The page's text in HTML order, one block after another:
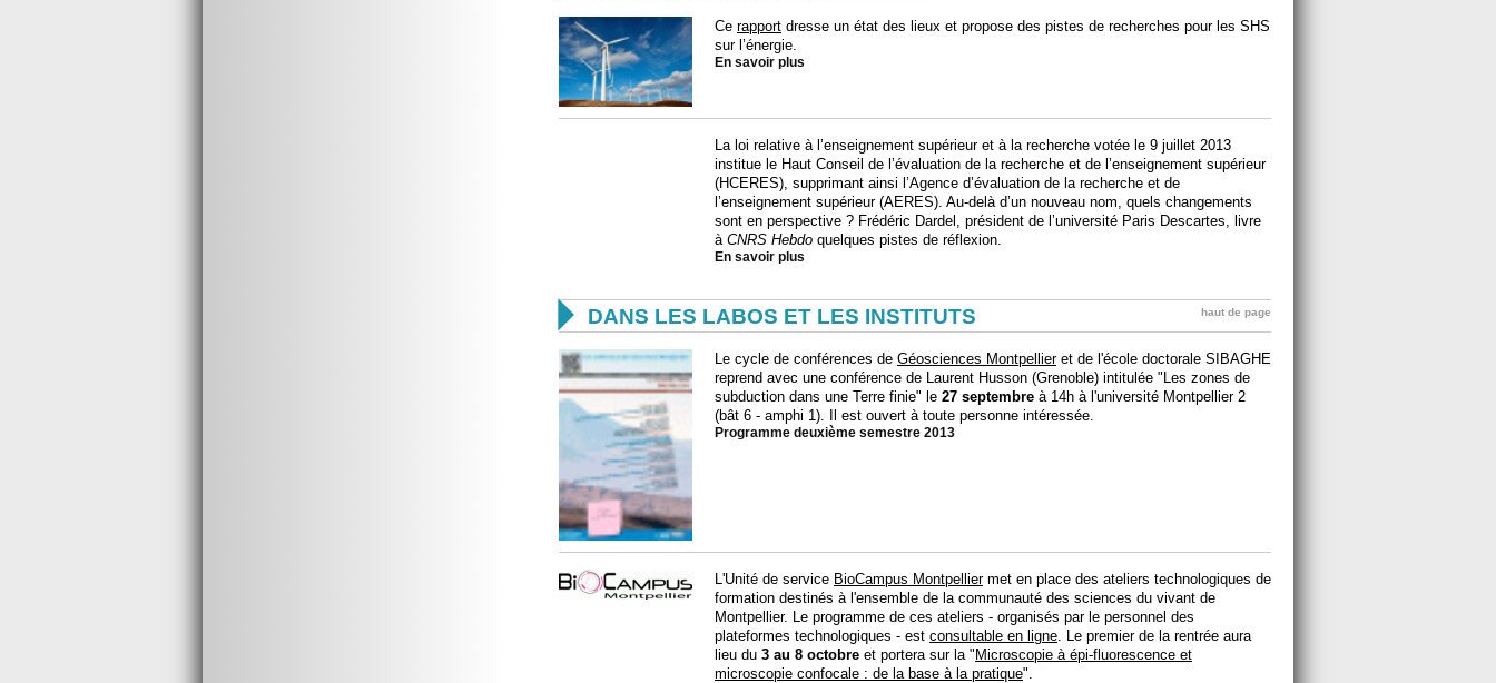
Ce rapport dresse un état des lieux et propose des pistes de recherches pour les SHS
sur l’énergie.
En savoir plus
La loi relative à l’enseignement supérieur et à la recherche votée le 9 juillet 2013
institue le Haut Conseil de l’évaluation de la recherche et de l’enseignement supérieur
(HCERES), supprimant ainsi l’Agence d’évaluation de la recherche et de
l’enseignement supérieur (AERES). Au-delà d’un nouveau nom, quels changements
sont en perspective ? Frédéric Dardel, président de l’université Paris Descartes, livre
à CNRS Hebdo quelques pistes de réflexion.
En savoir plus
 DANS LES LABOS ET LES INSTITUTS haut de page
Le cycle de conférences de Géosciences Montpellieret de l'école doctorale SIBAGHE
reprend avec une conférence de Laurent Husson (Grenoble) intitulée "Les zones de
subduction dans une Terre finie" le 27 septembre à 14h à l'université Montpellier 2
(bât 6 - amphi 1). Il est ouvert à toute personne intéressée.
Programme deuxième semestre 2013
L'Unité de service BioCampus Montpelliermet en place des ateliers technologiques de
formation destinés à l'ensemble de la communauté des sciences du vivant de
Montpellier. Le programme de ces ateliers - organisés par le personnel des
plateformes technologiques - est consultable en ligne . Le premier de la rentrée aura
lieu du 3 au 8 octobre et portera sur la " Microscopie à épi-fluorescence et
microscopie confocale : de la base à la pratique".